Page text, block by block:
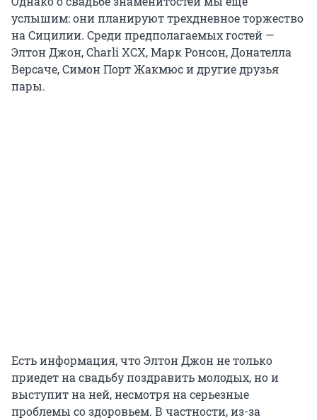
услышим: они планируют трехдневное торжество
на Сицилии. Среди предполагаемых гостей —
Элтон Джон, Charli XCX, Марк Ронсон, Донателла
Версаче, Симон Порт Жакмюс и другие друзья
пары.
Есть информация, что Элтон Джон не только
приедет на свадьбу поздравить молодых, но и
выступит на ней, несмотря на серьезные
проблемы со здоровьем. В частности, из-за